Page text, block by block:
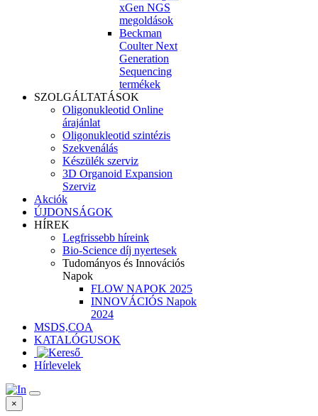
xGen NGS
megoldások
Beckman
Coulter Next
Generation
Sequencing
termékek
SZOLGÁLTATÁSOK
Oligonukleotid Online
árajánlat
Oligonukleotid szintézis
Szekvenálás
Készülék szerviz
3D Organoid Expansion
Szerviz
Akciók
ÚJDONSÁGOK
HÍREK
Legfrissebb híreink
Bio-Science díj nyertesek
Tudományos és Innovációs
Napok
FLOW NAPOK 2025
INNOVÁCIÓS Napok
2024
MSDS,COA
KATALÓGUSOK
Hírlevelek
×